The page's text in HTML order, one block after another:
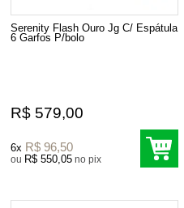
Serenity Flash Ouro Jg C/ Espátula
6 Garfos P/bolo
R$ 579,00
6x R$ 96,50
ou R$ 550,05 no pix